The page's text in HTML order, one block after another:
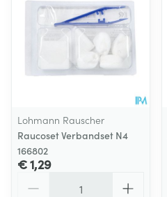
Lohmann Rauscher
Raucoset Verbandset N4
166802
€ 1,29